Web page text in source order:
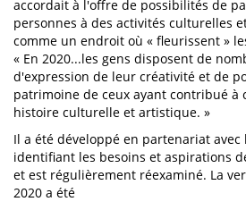
accordait à l'offre de possibilités de
personnes à des activités culturelles
comme un endroit où « fleurissent »
« En 2020...les gens disposent de
d'expression de leur créativité et de
patrimoine de ceux ayant contribué à
histoire culturelle et artistique. »
Il a été développé en partenariat avec
identifiant les besoins et aspirations
et est régulièrement réexaminé. La
2020 a été